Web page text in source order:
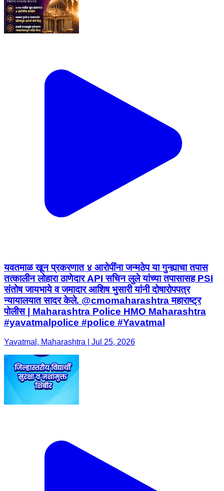
यवतमाळ खून प्रकरणात ४ आरोपींना जन्मठेप या गुन्ह्याचा तपास
तत्कालीन लोहारा ठाणेदार API सचिन लुले यांच्या तपासासह PSI
संतोष जायभाये व जमादार आशिष भुसारी यांनी दोषारोपपत्र
न्यायालयात सादर केले. @cmomaharashtra महाराष्ट्र
पोलीस | Maharashtra Police HMO Maharashtra
#yavatmalpolice #police #Yavatmal
Yavatmal, Maharashtra | Jul 25, 2026